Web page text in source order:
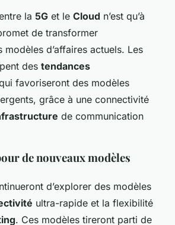
la 5G et le Cloud n’est qu’à
de transformer
d’affaires actuels. Les
des tendances
favoriseront des modèles
grâce à une connectivité
de communication
de nouveaux modèles
d’explorer des modèles
ultra-rapide et la flexibilité
. Ces modèles tireront parti de